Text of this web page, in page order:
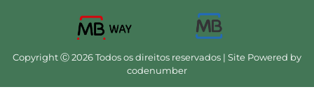
Copyright Ⓒ 2026 Todos os direitos reservados | Site Powered by
codenumber